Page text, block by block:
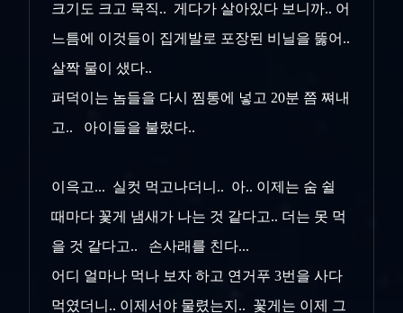
크기도 크고 묵직.. 게다가 살아있다 보니까.. 어
느틈에 이것들이 집게발로 포장된 비닐을 뚫어..
살짝 물이 샜다..
퍼덕이는 놈들을 다시 찜통에 넣고 20분 쯤 쪄내
고.. 아이들을 불렀다..
이윽고... 실컷 먹고나더니.. 아.. 이제는 숨 쉴
때마다 꽃게 냄새가 나는 것 같다고.. 더는 못 먹
을 것 같다고.. 손사래를 친다...
어디 얼마나 먹나 보자 하고 연거푸 3번을 사다
먹였더니.. 이제서야 물렸는지.. 꽃게는 이제 그